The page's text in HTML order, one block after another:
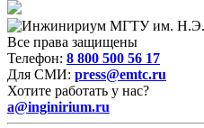
Все права защищены
Телефон: 8 800 500 56 17
Для СМИ: press@emtc.ru
Хотите работать у нас?
a@inginirium.ru